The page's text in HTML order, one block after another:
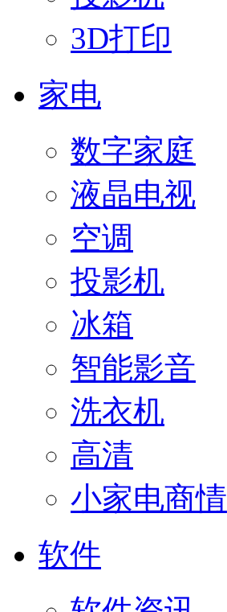
3D打印
家电
数字家庭
液晶电视
空调
投影机
冰箱
智能影音
洗衣机
高清
小家电商情
软件